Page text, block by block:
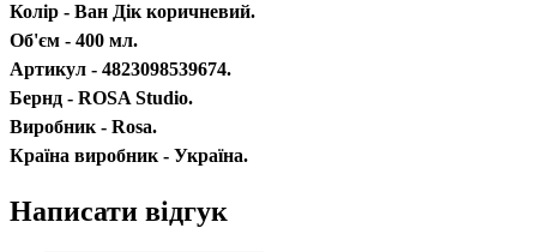
Колір - Ван Дік коричневий.
Об'єм - 400 мл.
Артикул - 4823098539674.
Бернд - ROSA Studio.
Виробник - Rosa.
Країна виробник - Україна.
Написати відгук